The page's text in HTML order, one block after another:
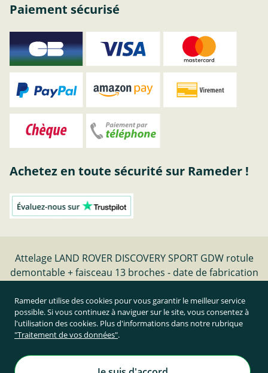
Paiement sécurisé
Achetez en toute sécurité sur Rameder !
Attelage LAND ROVER DISCOVERY SPORT GDW rotule
demontable + faisceau 13 broches - date de fabrication
Résilier le contrat
Prix TTC et hors frais de port
Rameder Attelage France
Rameder utilise des cookies pour vous garantir le meilleur service
possible. Si vous continuez à naviguer sur le site, vous consentez à
l'utilisation des cookies. Plus d'informations dans notre rubrique
"Traitement de vos données".